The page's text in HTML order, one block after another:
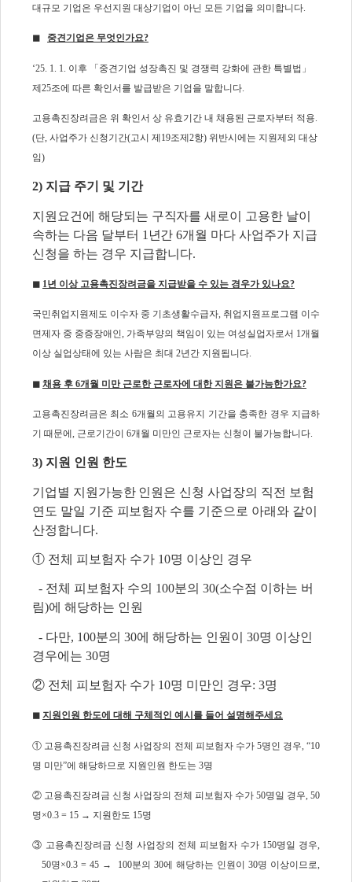
대규모 기업은 우선지원 대상기업이 아닌 모든 기업을 의미합니다.
◼ 중견기업은 무엇인가요?
‘25. 1. 1. 이후 「중견기업 성장촉진 및 경쟁력 강화에 관한 특별법 」
제25조에 따른 확인서를 발급받은 기업을 말합니다
고용촉진장려금은 위 확인서 상 유효기간 내 채용된 근로자부터 적용.
(단, 사업주가 신청기간(고시 제 19조제 2항) 위반시에는 지원제외 대상
임)
2) 지급 주기 및 기간
지원요건에 해당되는 구직자를 새로이 고용한 날이
속하는 다음 달부터 1년간 6개월 마다 사업주가 지급
신청을 하는 경우 지급합니다.
◼ 1년 이상 고용촉진장려금을 지급받을 수 있는 경우가 있나요?
국민취업지원제도 이수자 중 기초생활수급자, 취업지원프로그램 이수
면제자 중 중증장애인, 가족부양의 책임이 있는 여성실업자로서 1개월
이상 실업상태에 있는 사람은 최대 2년간 지원됩니다.
◼ 채용 후 6개월 미만 근로한 근로자에 대한 지원은 불가능한가요?
고용촉진장려금은 최소 6개월의 고용유지 기간을 충족한 경우 지급하
기 때문에, 근로기간이 6개월 미만인 근로자는 신청이 불가능합니다.
3) 지원 인원 한도
기업별 지원가능한 인원은 신청 사업장의 직전 보험
연도 말일 기준 피보험자 수를 기준으로 아래와 같이
산정합니다.
① 전체 피보험자 수가 10명 이상인 경우
- 전체 피보험자 수의 100분의 30(소수점 이하는 버
림)에 해당하는 인원
- 다만, 100분의 30에 해당하는 인원이 30명 이상인
경우에는 30명
② 전체 피보험자 수가 10명 미만인 경우: 3명
◼ 지원인원 한도에 대해 구체적인 예시를 들어 설명해주세요
① 고용촉진장려금 신청 사업장의 전체 피보험자 수가 5명인 경우, “10
명 미만”에 해당하므로 지원인원 한도는 3명
② 고용촉진장려금 신청 사업장의 전체 피보험자 수가 50명일 경우, 50
명×0.3 = 15 → 지원한도 15명
③ 고용촉진장려금 신청 사업장의 전체 피보험자 수가 150명일 경우,
50명×0.3 = 45 → 100분의 30에 해당하는 인원이 30명 이상이므로,